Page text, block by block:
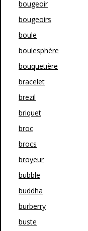
bougeoir
bougeoirs
boule
boulesphère
bouquetière
bracelet
brezil
briquet
broc
brocs
broyeur
bubble
buddha
burberry
buste